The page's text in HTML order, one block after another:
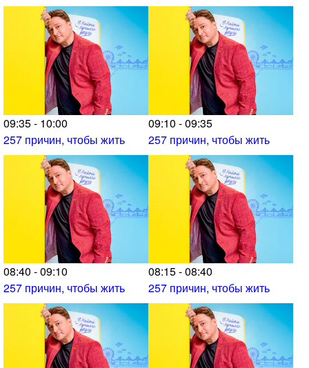
09:35 - 10:00
257 причин, чтобы жить
09:10 - 09:35
257 причин, чтобы жить
08:40 - 09:10
257 причин, чтобы жить
08:15 - 08:40
257 причин, чтобы жить